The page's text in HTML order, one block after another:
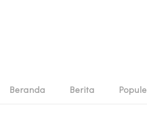
Beranda Berita